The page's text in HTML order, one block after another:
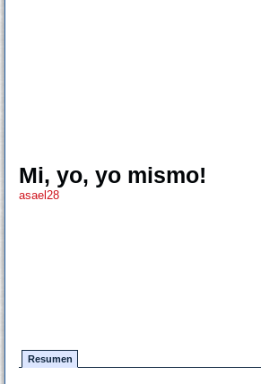
Mi, yo, yo mismo!
asael28
Resumen